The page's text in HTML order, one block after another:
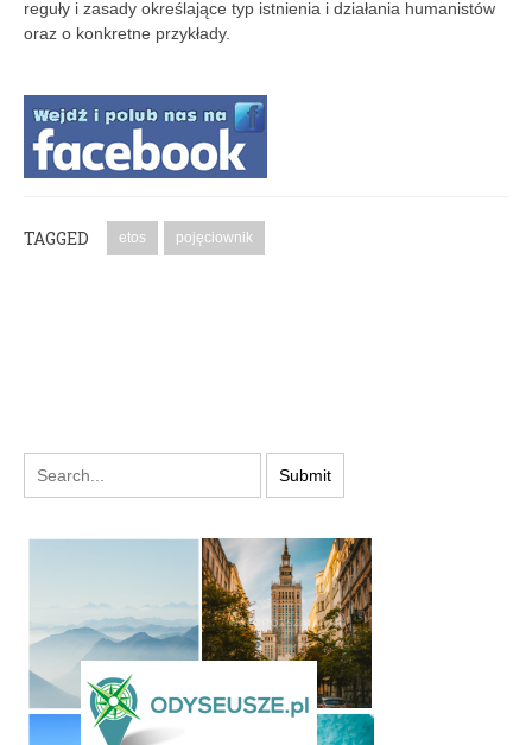
reguły i zasady określające typ istnienia i działania humanistów
oraz o konkretne przykłady.
TAGGED etos pojęciownik